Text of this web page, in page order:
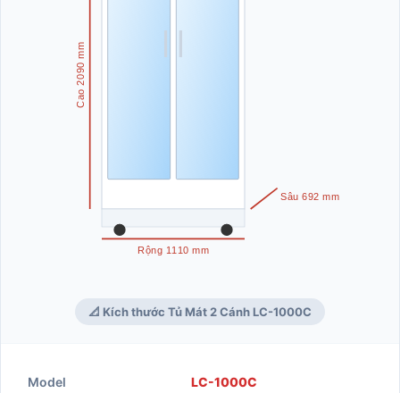
Cao 2090 mm
Rộng 1110 mm
Sâu 692 mm
📐 Kích thước Tủ Mát 2 Cánh LC-1000C
Model LC-1000C